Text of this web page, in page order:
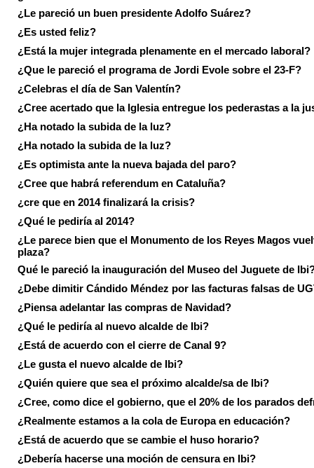
¿Le pareció un buen presidente Adolfo Suárez?
¿Es usted feliz?
¿Está la mujer integrada plenamente en el mercado laboral?
¿Que le pareció el programa de Jordi Evole sobre el 23-F?
¿Celebras el día de San Valentín?
¿Cree acertado que la Iglesia entregue los pederastas a la
¿Ha notado la subida de la luz?
¿Ha notado la subida de la luz?
¿Es optimista ante la nueva bajada del paro?
¿Cree que habrá referendum en Cataluña?
¿cre que en 2014 finalizará la crisis?
¿Qué le pediría al 2014?
¿Le parece bien que el Monumento de los Reyes Magos
plaza?
Qué le pareció la inauguración del Museo del Juguete de
¿Debe dimitir Cándido Méndez por las facturas falsas de
¿Piensa adelantar las compras de Navidad?
¿Qué le pediría al nuevo alcalde de Ibi?
¿Está de acuerdo con el cierre de Canal 9?
¿Le gusta el nuevo alcalde de Ibi?
¿Quién quiere que sea el próximo alcalde/sa de Ibi?
¿Cree, como dice el gobierno, que el 20% de los parados
¿Realmente estamos a la cola de Europa en educación?
¿Está de acuerdo que se cambie el huso horario?
¿Debería hacerse una moción de censura en Ibi?